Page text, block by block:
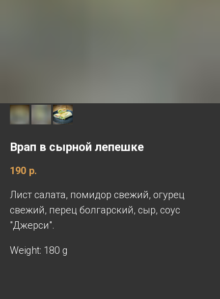
Врап в сырной лепешке
190 р.
Лист салата, помидор свежий, огурец
свежий, перец болгарский, сыр, соус
"Джерси".
Weight: 180 g